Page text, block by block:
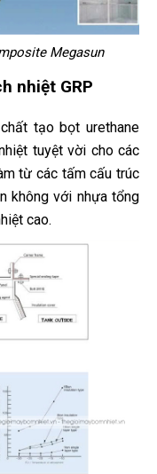
Megasun
nhiệt GRP
tạo bọt urethane
tuyệt vời cho các
từ các tấm cấu trúc
không với nhựa tổng
cao.